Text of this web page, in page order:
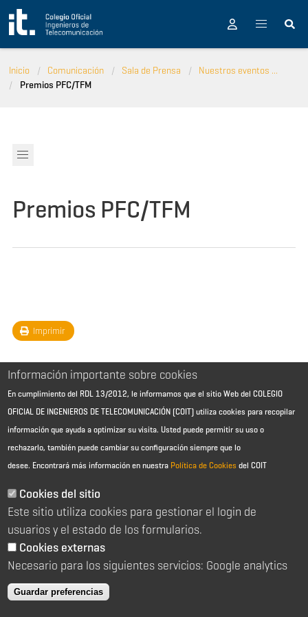
Pasar al contenido principal
Inicio Comunicación Sala de Prensa
Nuestros eventos ...
Premios PFC/TFM
Premios PFC/TFM
Imprimir
Aviso Legal - Información general
Política de cookies
Política de reembolso
Sitemap
C/ Almagro 2 1º Izqda 28010 Madrid
91 391 10 66
coit@coit.es
Información importante sobre cookies
En cumplimiento del RDL 13/2012, le informamos que el sitio Web del COLEGIO
OFICIAL DE INGENIEROS DE TELECOMUNICACIÓN (COIT) utiliza cookies para recopilar
información que ayuda a optimizar su visita. Usted puede permitir su uso o
rechazarlo, también puede cambiar su configuración siempre que lo
desee. Encontrará más información en nuestra Política de Cookies del COIT
Cookies del sitio
Este sitio utiliza cookies para gestionar el login de
usuarios y el estado de los formularios.
Cookies externas
Necesario para los siguientes servicios: Google analytics
Guardar preferencias